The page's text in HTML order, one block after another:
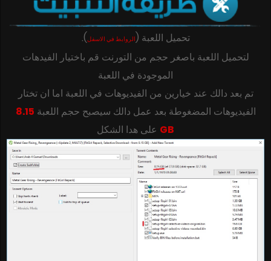
تحميل اللعبة (الروابط في الاسفل)
.
لتحميل اللعبة باصغر حجم من التورنت قم باختيار الفيدهات
الموجودة في اللعبة
تم بعد دالك عند خيارين من الفيديوهات في اللعبة اما ان تختار
الفيديوهات المضغوطة بعد عمل دالك سيصبح حجم اللعبة 8.15
GB على هدا الشكل